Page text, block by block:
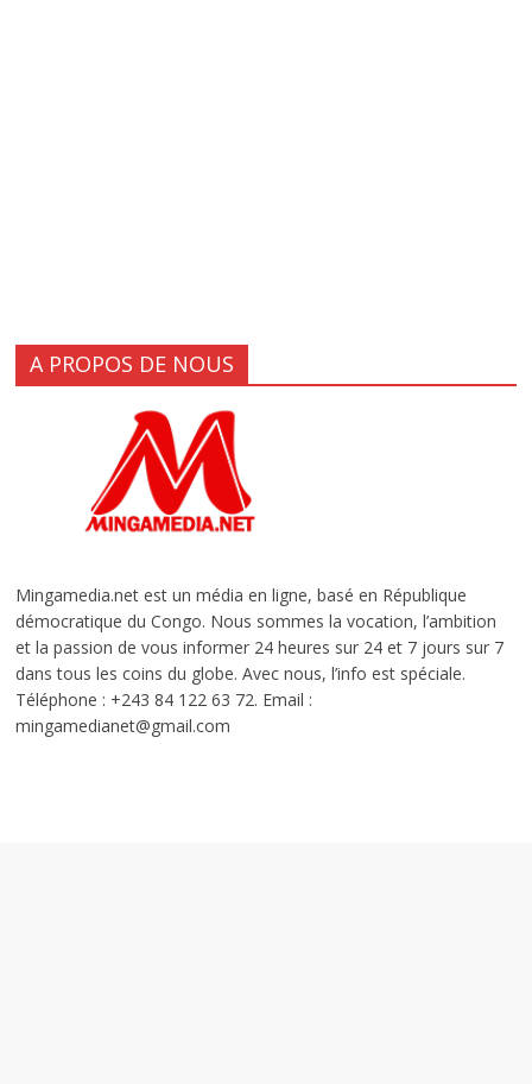
A PROPOS DE NOUS
Mingamedia.net est un média en ligne, basé en République
démocratique du Congo. Nous sommes la vocation, l’ambition
et la passion de vous informer 24 heures sur 24 et 7 jours sur 7
dans tous les coins du globe. Avec nous, l’info est spéciale.
Téléphone : +243 84 122 63 72. Email :
mingamedianet@gmail.com